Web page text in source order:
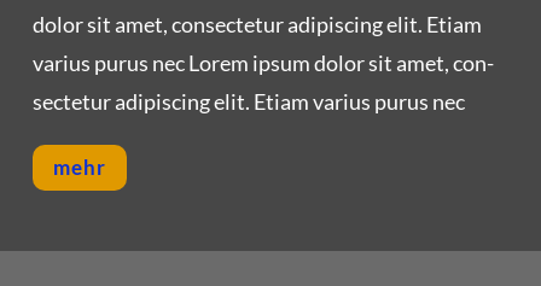
dolor sit amet, con­sec­te­tur adi­pi­scing elit. Eti­am
vari­us purus nec Lorem ipsum dolor sit amet, con­
sec­te­tur adi­pi­scing elit. Eti­am vari­us purus nec
mehr